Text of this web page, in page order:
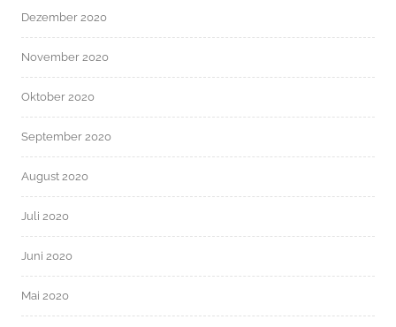
Dezember 2020
November 2020
Oktober 2020
September 2020
August 2020
Juli 2020
Juni 2020
Mai 2020